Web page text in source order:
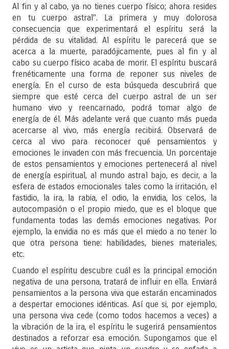
Al fin y al cabo, ya no tienes cuerpo físico; ahora resides
en tu cuerpo astral". La primera y muy dolorosa
consecuencia que experimentará el espíritu será la
pérdida de su vitalidad. Al espíritu le parecerá que se
acerca a la muerte, paradójicamente, pues al fin y al
cabo su cuerpo físico acaba de morir. El espíritu buscará
frenéticamente una forma de reponer sus niveles de
energía. En el curso de esta búsqueda descubrirá que
siempre que esté cerca del cuerpo astral de un ser
humano vivo y reencarnado, podrá tomar algo de
energía de él. Más adelante verá que cuanto más pueda
acercarse al vivo, más energía recibirá. Observará de
cerca al vivo para reconocer qué pensamientos y
emociones le invaden con más frecuencia. Un porcentaje
de estos pensamientos y emociones pertenecerá al nivel
de energía espiritual, al mundo astral bajo, es decir, a la
esfera de estados emocionales tales como la irritación, el
fastidio, la ira, la rabia, el odio, la envidia, los celos, la
autocompasión o el propio miedo, que es el bloque que
fundamenta todas las demás emociones negativas. Por
ejemplo, la envidia no es más que el miedo a no tener lo
que otra persona tiene: habilidades, bienes materiales,
etc.
Cuando el espíritu descubre cuál es la principal emoción
negativa de una persona, tratará de influir en ella. Enviará
pensamientos a la persona viva que estarán encaminados
a despertar emociones idénticas. Así que si, por ejemplo,
una persona viva cede (como todos hacemos a veces) a
la vibración de la ira, el espíritu le sugerirá pensamientos
destinados a reforzar esa emoción. Supongamos que el